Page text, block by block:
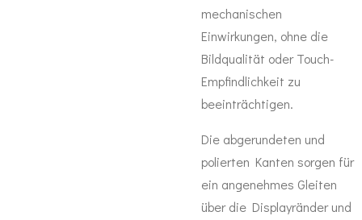
mechanischen
Einwirkungen, ohne die
Bildqualität oder Touch-
Empfindlichkeit zu
beeinträchtigen.
Die abgerundeten und
polierten Kanten sorgen für
ein angenehmes Gleiten
über die Displayränder und